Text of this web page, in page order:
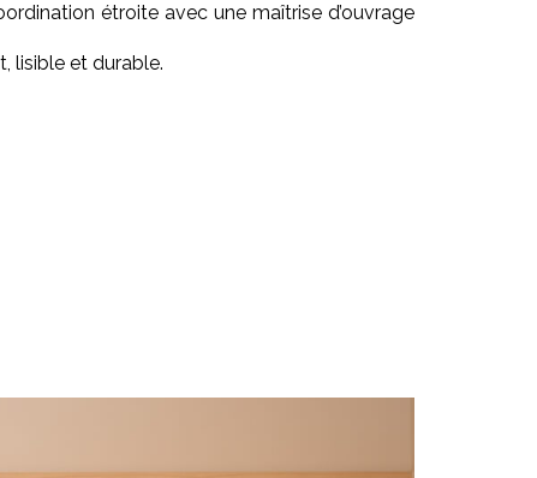
étroite avec une maîtrise d’ouvrage
lisible et durable.